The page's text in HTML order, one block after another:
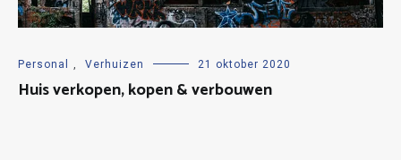
Personal Verhuizen 21 oktober 2020
Huis verkopen, kopen & verbouwen